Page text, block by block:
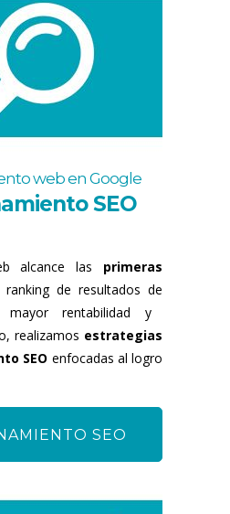
web en Google
SEO
alcance las primeras
de resultados de
rentabilidad y
realizamos estrategias
SEO enfocadas al logro
SEO